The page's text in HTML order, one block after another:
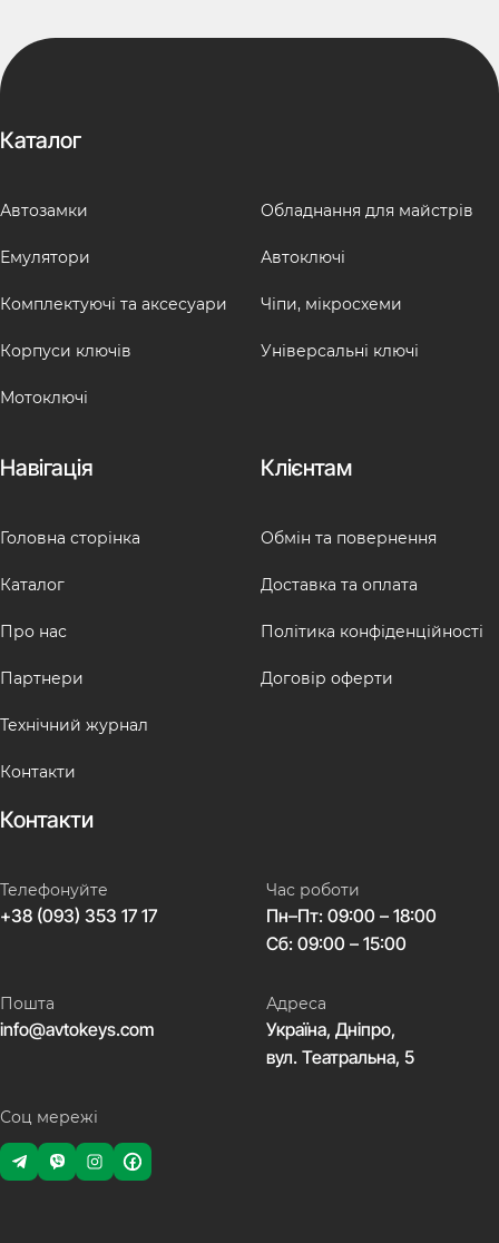
Каталог
Автозамки
Емулятори
Комплектуючі та аксесуари
Корпуси ключів
Мотоключі
Обладнання для майстрів
Автоключі
Чіпи, мікросхеми
Універсальні ключі
Навігація
Головна сторінка
Каталог
Про нас
Партнери
Технічний журнал
Контакти
Клієнтам
Обмін та повернення
Доставка та оплата
Політика конфіденційності
Договір оферти
Контакти
Телефонуйте
+38 (093) 353 17 17
Час роботи
Пн–Пт: 09:00 – 18:00
Сб: 09:00 – 15:00
Пошта
info@avtokeys.com
Адреса
Україна, Дніпро,
вул. Театральна, 5
Соц мережі